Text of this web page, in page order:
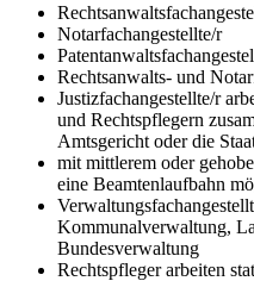
Notarfachangestellte/r
Rechtsanwalts- und
Justizfachangestellte/r
und Rechtspflegern
Amtsgericht oder die
mit mittlerem oder
eine Beamtenlaufbahn
Kommunalverwaltung,
Bundesverwaltung
Rechtspfleger arbeiten